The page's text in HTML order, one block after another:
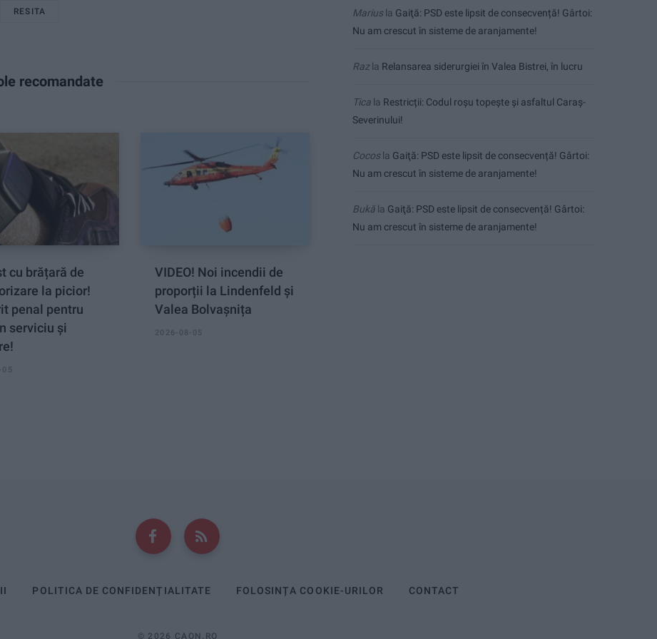
RESITA
recomandate
cu brățară de
la picior!
penal pentru
serviciu și
VIDEO! Noi incendii de
proporții la Lindenfeld și
Valea Bolvașnița
2026-08-05
Mariusla Gaiţă: PSD este lipsit de consecvență! Gârtoi:
Nu am crescut în sisteme de aranjamente!
Razla Relansarea siderurgiei în Valea Bistrei, în lucru
Tica la Restricții: Codul roșu topește și asfaltul Caraș-
Severinului!
Cocosla Gaiţă: PSD este lipsit de consecvență! Gârtoi:
Nu am crescut în sisteme de aranjamente!
Bukă la Gaiţă: PSD este lipsit de consecvență! Gârtoi:
Nu am crescut în sisteme de aranjamente!
POLITICA DE CONFIDENȚIALITATE FOLOSINȚA COOKIE-URILOR CONTACT
© 2026 CAON.RO